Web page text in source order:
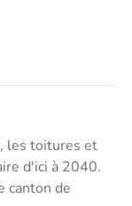
les toitures et
d'ici à 2040.
canton de